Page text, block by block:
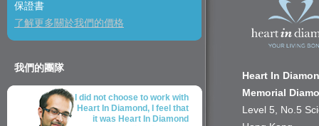
保證書
了解更多關於我們的價格
我們的團隊
I did not choose to work with
Heart In Diamond, I feel that
it was Heart In Diamond
Heart In
Memorial
Level 5, No.5